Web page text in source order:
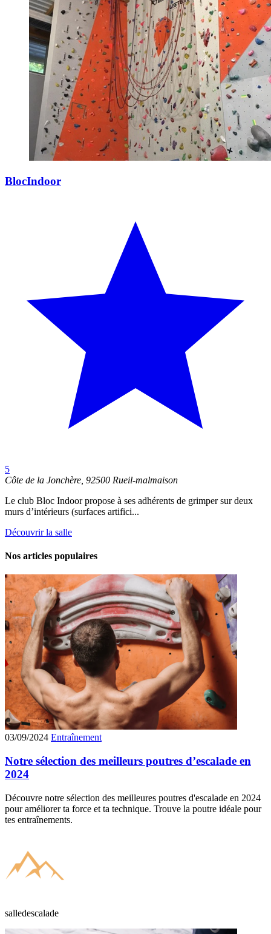
BlocIndoor
5
Côte de la Jonchère, 92500 Rueil-malmaison
Le club Bloc Indoor propose à ses adhérents de grimper sur deux
murs d’intérieurs (surfaces artifici...
Découvrir la salle
Nos articles populaires
03/09/2024 Entraînement
Notre sélection des meilleurs poutres d’escalade en
2024
Découvre notre sélection des meilleures poutres d'escalade en 2024
pour améliorer ta force et ta technique. Trouve la poutre idéale pour
tes entraînements.
salledescalade